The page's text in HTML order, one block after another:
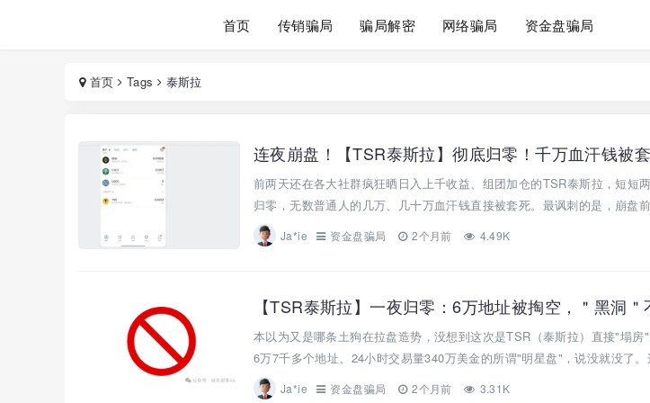
首页 传销骗局 骗局解密 网络骗局 资金盘骗局
首页 Tags 泰斯拉
前两天还在各大社群疯狂晒日入上千收益、组团加仓的TSR泰斯拉，短短
归零，无数普通人的几万、几十万血汗钱直接被套死。最讽刺的是，崩盘
Ja*ie 资金盘骗局 2个月前 4.49K
【TSR泰斯拉】一夜归零：6万地址被掏空，＂黑洞＂
本以为又是哪条土狗在拉盘造势，没想到这次是TSR（泰斯拉）直接"塌房
6万7千多个地址、24小时交易量340万美金的所谓"明星盘"，说没就没了
Ja*ie 资金盘骗局 2个月前 3.31K